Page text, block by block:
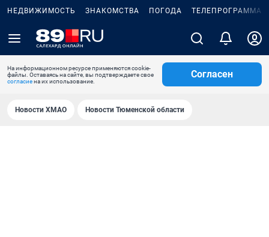
НЕДВИЖИМОСТЬ ЗНАКОМСТВА ПОГОДА ТЕЛЕПРОГРАММА
На информационном ресурсе применяются cookie-
файлы. Оставаясь на сайте, вы подтверждаете свое
согласиена их использование.
Согласен
Новости ХМАО Новости Тюменской области